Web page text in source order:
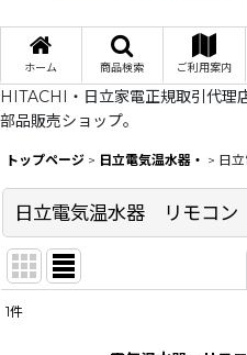
ホーム 商品検索 ご利用案内
HITACHI・日立家電正規取引代理
部品販売ショップ。
トップページ > 日立電気温水器・ > 日
日立電気温水器 リモコン
1件